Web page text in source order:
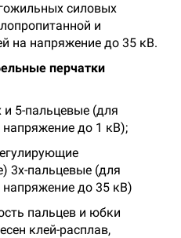
силовых
и
на напряжение до 35 кВ.
перчатки
5-пальцевые (для
до 1 кВ);
3х-пальцевые (для
до 35 кВ)
пальцев и юбки
клей-расплав,